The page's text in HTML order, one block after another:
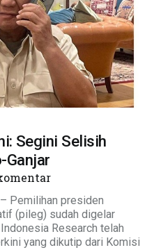
Segini Selisih
Ganjar
Pemilihan presiden
(pileg) sudah digelar
Research telah
yang dikutip dari Komisi